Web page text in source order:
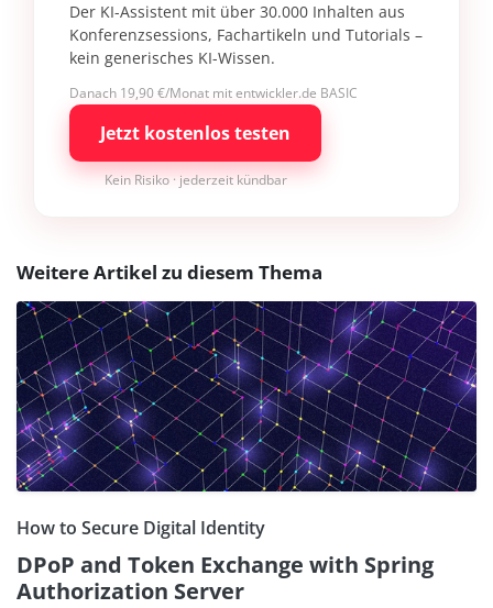
Der KI-Assistent mit über 30.000 Inhalten aus
Konferenzsessions, Fachartikeln und Tutorials –
kein generisches KI-Wissen.
Danach 19,90 €/Monat mit entwickler.de BASIC
Jetzt kostenlos testen
Kein Risiko · jederzeit kündbar
Weitere Artikel zu diesem Thema
How to Secure Digital Identity
DPoP and Token Exchange with Spring
Authorization Server